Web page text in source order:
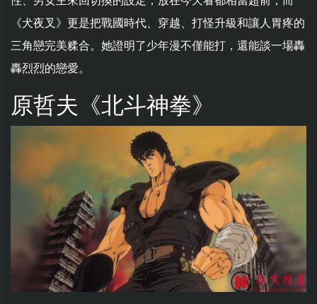
《犬夜叉》更是把戰國時代、穿越、打怪升級和讓人胃疼的
三角戀完美糅合。她證明了少年漫不僅能打，還能談一場轟
轟烈烈的戀愛。
原哲夫《北斗神拳》